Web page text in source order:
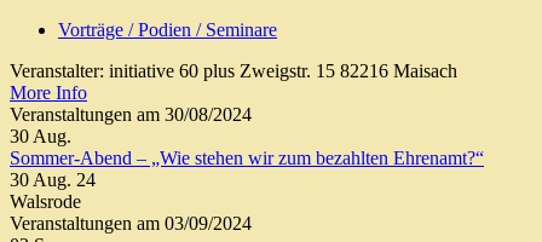
Vorträge / Podien / Seminare
Veranstalter: initiative 60 plus Zweigstr. 15 82216 Maisach
More Info
Veranstaltungen am 30/08/2024
30 Aug.
Sommer-Abend – „Wie stehen wir zum bezahlten Ehrenamt?“
30 Aug. 24
Walsrode
Veranstaltungen am 03/09/2024